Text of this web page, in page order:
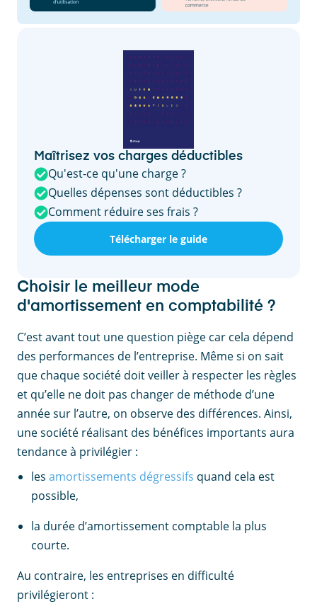
Maîtrisez vos charges déductibles
Qu'est-ce qu'une charge ?
Quelles dépenses sont déductibles ?
Comment réduire ses frais ?
Télécharger le guide
Choisir le meilleur mode
d'amortissement en comptabilité ?
C’est avant tout une question piège car cela dépend
des performances de l’entreprise. Même si on sait
que chaque société doit veiller à respecter les règles
et qu’elle ne doit pas changer de méthode d’une
année sur l’autre, on observe des différences. Ainsi,
une société réalisant des bénéfices importants aura
tendance à privilégier :
les amortissements dégressifs quand cela est
possible,
la durée d’amortissement comptable la plus
courte.
Au contraire, les entreprises en difficulté
privilégieront :